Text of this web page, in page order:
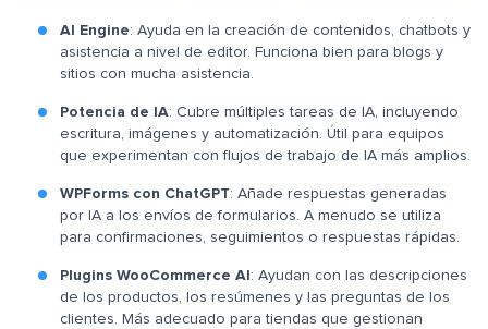
AI Engine: Ayuda en la creación de contenidos, chatbots y
asistencia a nivel de editor. Funciona bien para blogs y
sitios con mucha asistencia.
Potencia de IA: Cubre múltiples tareas de IA, incluyendo
escritura, imágenes y automatización. Útil para equipos
que experimentan con flujos de trabajo de IA más amplios.
WPForms con ChatGPT: Añade respuestas generadas
por IA a los envíos de formularios. A menudo se utiliza
para confirmaciones, seguimientos o respuestas rápidas.
Plugins WooCommerce AI : Ayudan con las descripciones
de los productos, los resúmenes y las preguntas de los
clientes. Más adecuado para tiendas que gestionan